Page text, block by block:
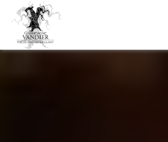
Panneau de gestion des cookies